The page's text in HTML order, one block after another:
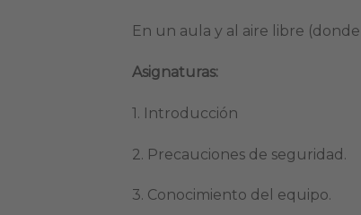
En un aula y al aire libre
Asignaturas:
1. Introducción
2. Precauciones de seguridad.
3. Conocimiento del equipo.